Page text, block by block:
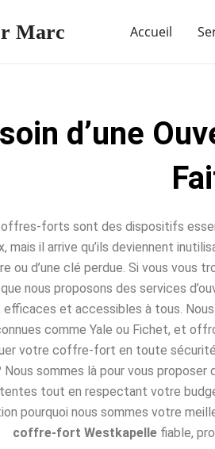
Marc Accueil
d’une
forts sont des dispositifs
mais il arrive qu’ils deviennent
ou d’une clé perdue. Si vous vous
nous proposons des services
efficaces et accessibles à tous.
comme Yale ou Fichet, et
votre coffre-fort en toute
Nous sommes là pour vous proposer
tout en respectant votre
pourquoi nous sommes votre
coffre-fort Westkapellefiable,